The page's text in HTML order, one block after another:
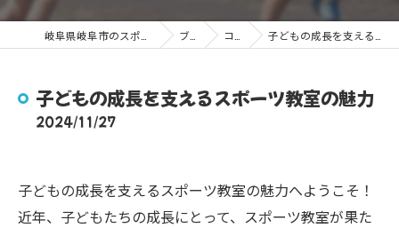
ブログ コラム 子どもの成長を支えるスポーツ教室の魅力
子どもの成長を支えるスポーツ教室の魅力
2024/11/27
子どもの成長を支えるスポーツ教室の魅力へようこそ！
近年、子どもたちの成長にとって、スポーツ教室が果た